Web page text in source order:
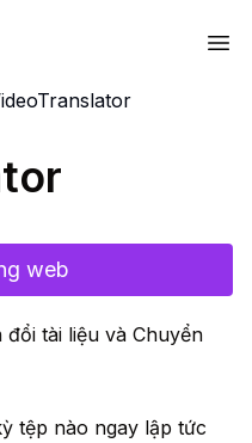
web
tài liệu và Chuyển
tệp nào ngay lập tức